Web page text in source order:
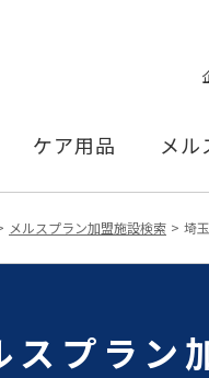
ケア用品 メル
メルスプラン加盟施設検索 埼
スプラン